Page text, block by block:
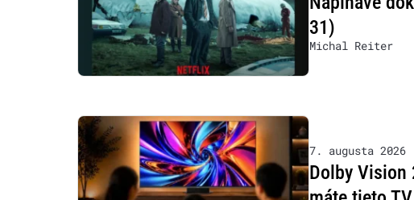
31)
Michal Reiter
7. augusta 2026
Dolby Vision